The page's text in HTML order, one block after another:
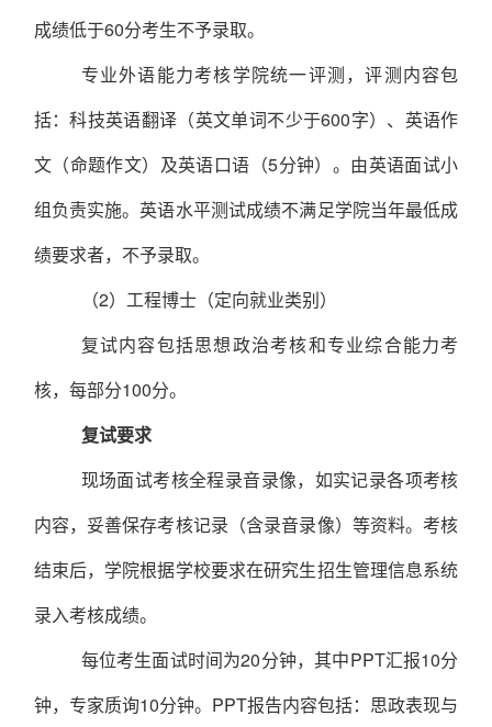
成绩低于60分考生不予录取。
专业外语能力考核学院统一评测，评测内容包
括：科技英语翻译（英文单词不少于600字）、英语作
文（命题作文）及英语口语（5分钟）。由英语面试小
组负责实施。英语水平测试成绩不满足学院当年最低成
绩要求者，不予录取。
（2）工程博士（定向就业类别）
复试内容包括思想政治考核和专业综合能力考
核，每部分100分。
复试要求
现场面试考核全程录音录像，如实记录各项考核
内容，妥善保存考核记录（含录音录像）等资料。考核
结束后，学院根据学校要求在研究生招生管理信息系统
录入考核成绩。
每位考生面试时间为20分钟，其中PPT汇报10分
钟，专家质询10分钟。 PPT报告内容包括：思政表现与